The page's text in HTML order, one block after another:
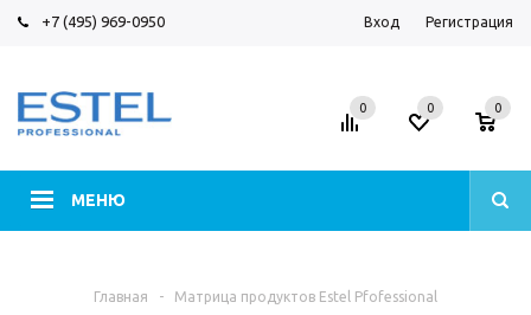
+7 (495) 969-0950 Вход Регистрация
МЕНЮ
0 0 0
Главная - Матрица продуктов Estel Pfofessional